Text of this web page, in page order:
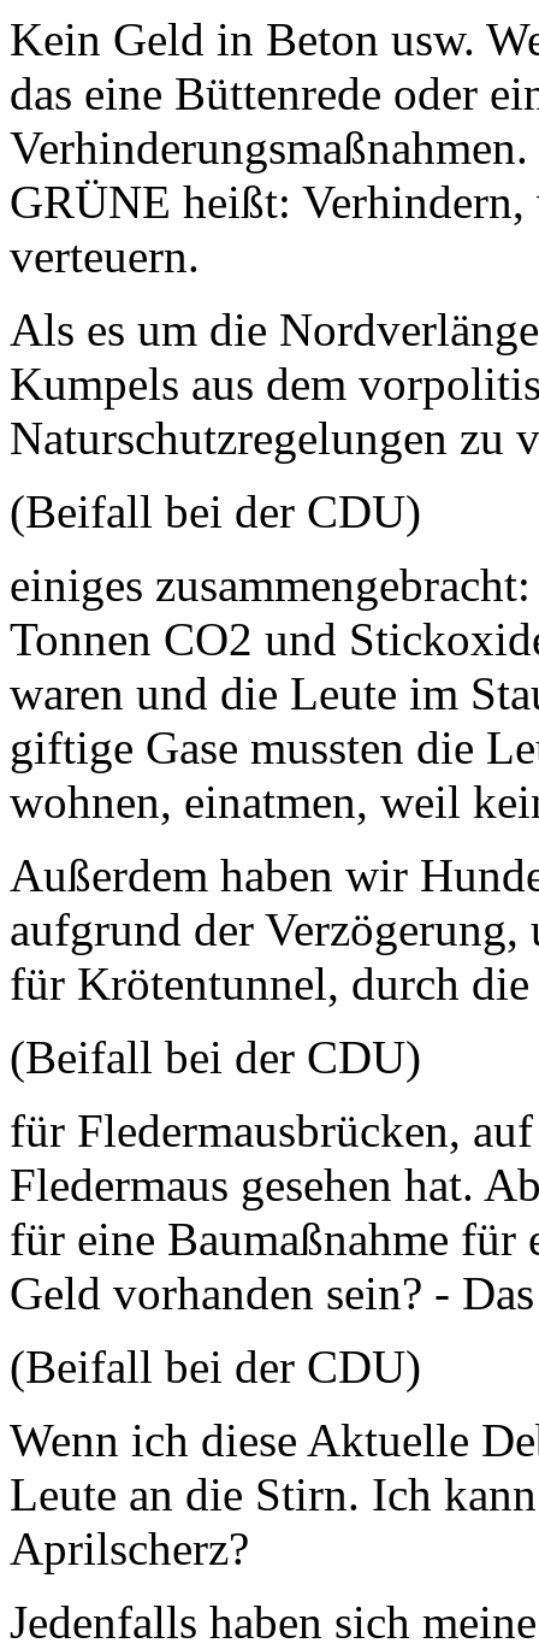
Kein Geld in Beton usw.
das eine Büttenrede oder
GRÜNE heißt:
verteuern.
Als es um die
Kumpels aus dem
Naturschutzregelungen zu
(Beifall bei der CDU)
einiges
Tonnen CO2 und
waren und die Leute im
giftige Gase mussten die
wohnen, einatmen, weil
Außerdem haben wir
aufgrund der
für Krötentunnel, durch
(Beifall bei der CDU)
für Fledermausbrücken,
Fledermaus gesehen hat.
für eine Baumaßnahme
Geld vorhanden sein? -
(Beifall bei der CDU)
Wenn ich diese Aktuelle
Leute an die Stirn. Ich
Aprilscherz?
Jedenfalls haben sich